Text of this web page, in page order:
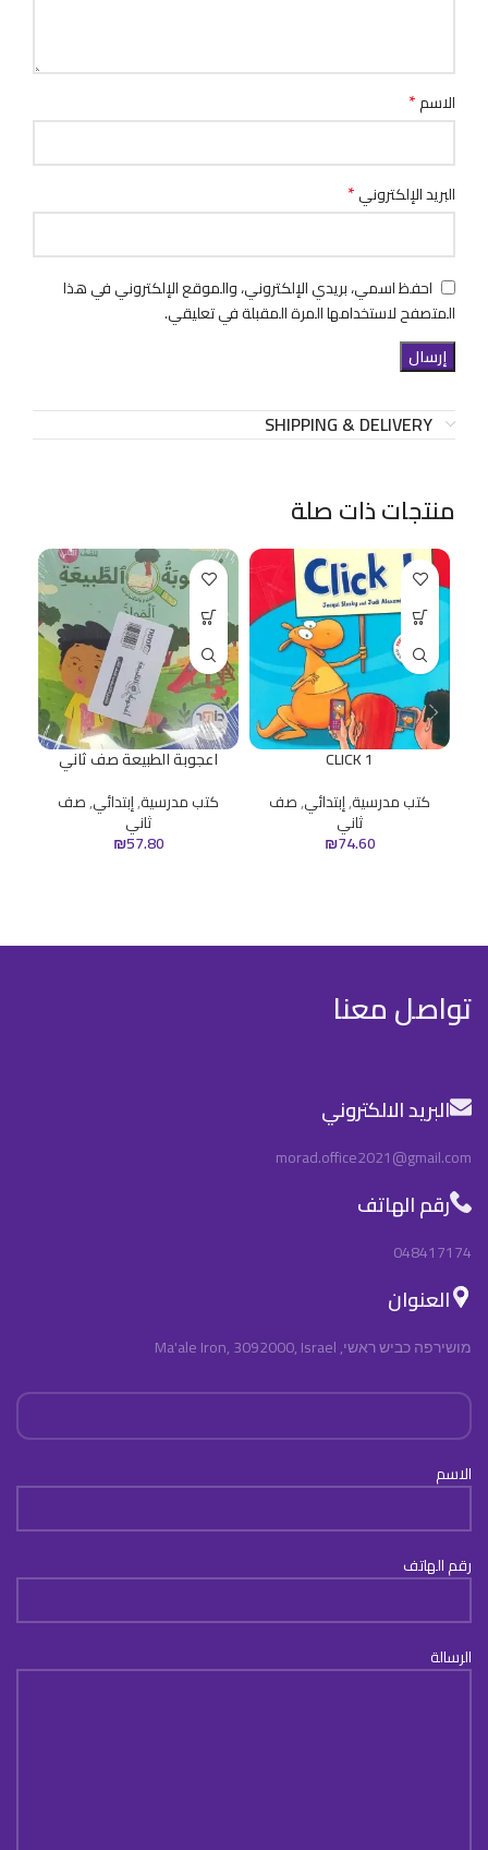
الاسم*
البريد الإلكتروني*
احفظ اسمي، بريدي الإلكتروني، والموقع الإلكتروني في هذا
المتصفح لاستخدامها المرة المقبلة في تعليقي.
SHIPPING & DELIVERY
منتجات ذات صلة
CLICK 1
كتب مدرسية,إبتدائي,صف
ثاني
₪74.60
اعجوبة الطبيعة صف ثاني
كتب مدرسية,إبتدائي,صف
ثاني
₪57.80
تواصل معنا
البريد الالكتروني
morad.office2021@gmail.com
رقم الهاتف
048417174
العنوان
מושירפה כביש ראשי, Ma'ale Iron, 3092000, Israel
الاسم
رقم الهاتف
الرسالة